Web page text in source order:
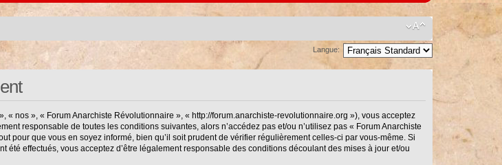
Langue:
nos », « Forum Anarchiste Révolutionnaire », « http://forum.anarchiste-revolutionnaire.org »), vous acceptez
responsable de toutes les conditions suivantes, alors n’accédez pas et/ou n’utilisez pas « Forum Anarchiste
pour que vous en soyez informé, bien qu’il soit prudent de vérifier régulièrement celles-ci par vous-même. Si
effectués, vous acceptez d’être légalement responsable des conditions découlant des mises à jour et/ou